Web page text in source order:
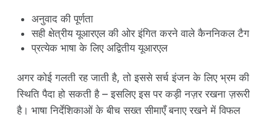
अनुवाद की पूर्णता
सही क्षेत्रीय यूआरएल की ओर इंगित करने वाले कैननिकल टैग
प्रत्येक भाषा के लिए अद्वितीय यूआरएल
अगर कोई गलती रह जाती है, तो इससे सर्च इंजन के लिए भ्रम की
स्थिति पैदा हो सकती है – इसलिए इस पर कड़ी नज़र रखना ज़रूरी
है। भाषा निर्देशिकाओं के बीच सख्त सीमाएँ बनाए रखने में विफल